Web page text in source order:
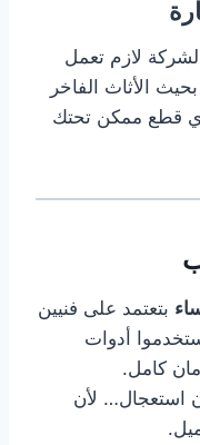
لازم تعمل
الأثاث الفاخر
قطع ممكن تحتك
بتعتمد على فنيين
أدوات
كامل.
استعجال… لأن